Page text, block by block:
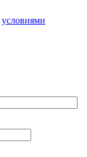
условиями